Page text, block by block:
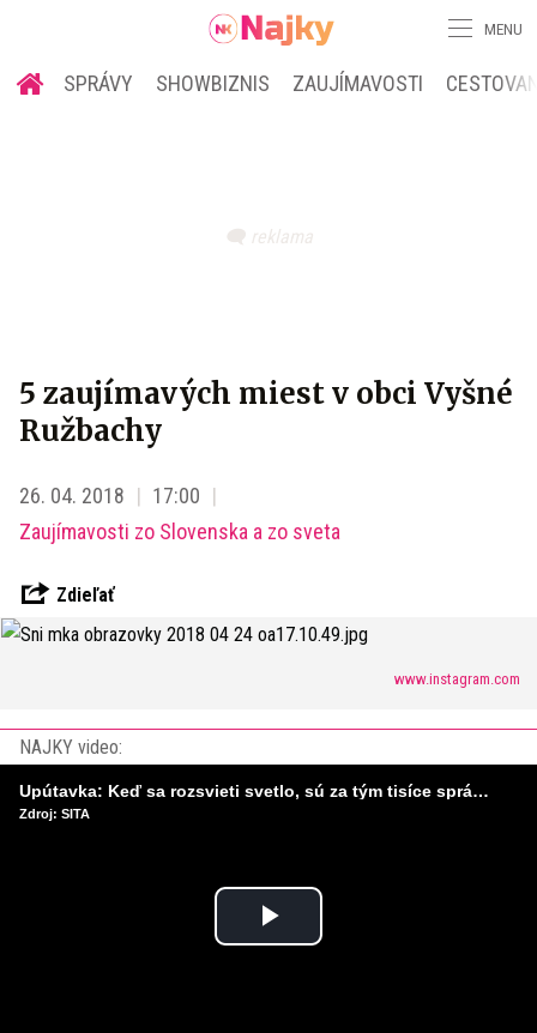
MENU
SPRÁVY SHOWBIZNIS ZAUJÍMAVOSTI
5 zaujímavých miest v obci Vyšné
Ružbachy
26. 04. 2018
17:00
Zaujímavosti zo Slovenska a zo sveta
Zdieľať
www.instagram.com
NAJKY video:
Play
Upútavka: Keď sa rozsvieti svetlo, sú za tým tisíce správnych rozhodnutí. Ako vzniká infraštruktúra, ktorú nevnímame?
Zdroj: SITA